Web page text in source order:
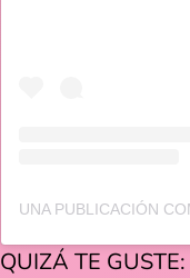
QUIZÁ TE GUSTE: